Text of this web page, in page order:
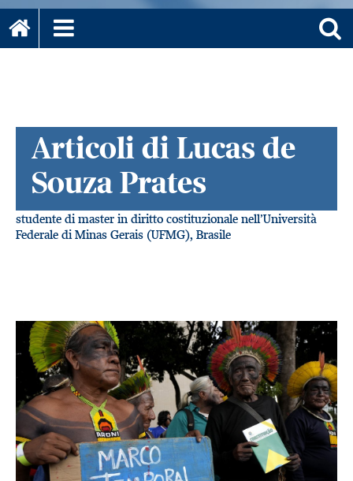
Articoli di Lucas de
Souza Prates
studente di master in diritto costituzionale nell’Università
Federale di Minas Gerais (UFMG), Brasile